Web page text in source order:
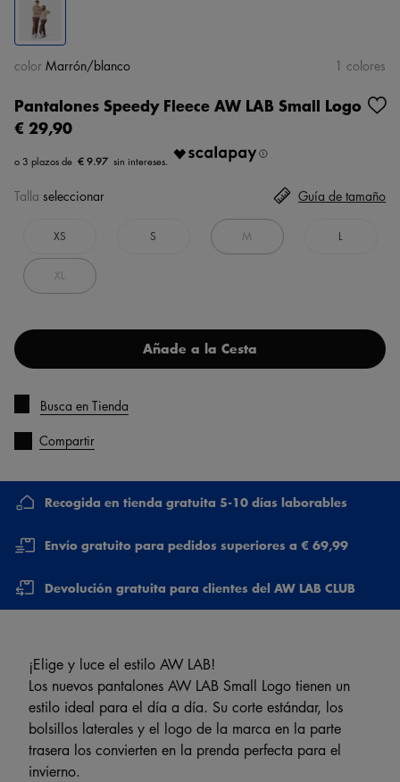
Pantalones Speedy Fleece AW LAB Small Logo
€ 29,90
€ 9.97
color Marrón/blanco 1 colores
Talla seleccionar
XS S M L
XL
Guía de tamaño
Añade a la Cesta
Busca en Tienda
Compartir
Recogida en tienda gratuita 5-10 días laborables
Envío gratuito para pedidos superiores a € 69,99
Devolución gratuita para clientes del AW LAB CLUB
¡Elige y luce el estilo AW LAB!
Los nuevos pantalones AW LAB Small Logo tienen un
estilo ideal para el día a día. Su corte estándar, los
bolsillos laterales y el logo de la marca en la parte
trasera los convierten en la prenda perfecta para el
invierno.